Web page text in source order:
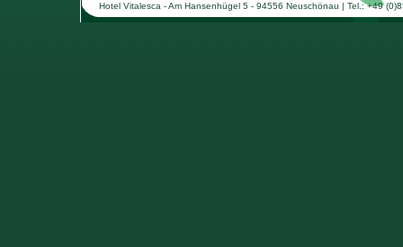
Hotel Vitalesca - Am Hansenhügel 5 - 94556 Neuschönau | Tel.: +49